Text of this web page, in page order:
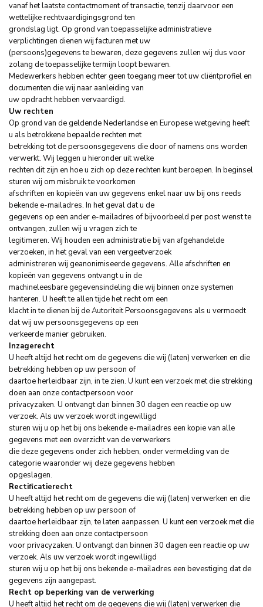
vanaf het laatste contactmoment of transactie, tenzij daarvoor een
wettelijke rechtvaardigingsgrond ten
grondslag ligt. Op grond van toepasselijke administratieve
verplichtingen dienen wij facturen met uw
(persoons)gegevens te bewaren, deze gegevens zullen wij dus voor
zolang de toepasselijke termijn loopt bewaren.
Medewerkers hebben echter geen toegang meer tot uw cliëntprofiel en
documenten die wij naar aanleiding van
uw opdracht hebben vervaardigd.
Uw rechten
Op grond van de geldende Nederlandse en Europese wetgeving heeft
u als betrokkene bepaalde rechten met
betrekking tot de persoonsgegevens die door of namens ons worden
verwerkt. Wij leggen u hieronder uit welke
rechten dit zijn en hoe u zich op deze rechten kunt beroepen. In beginsel
sturen wij om misbruik te voorkomen
afschriften en kopieën van uw gegevens enkel naar uw bij ons reeds
bekende e-mailadres. In het geval dat u de
gegevens op een ander e-mailadres of bijvoorbeeld per post wenst te
ontvangen, zullen wij u vragen zich te
legitimeren. Wij houden een administratie bij van afgehandelde
verzoeken, in het geval van een vergeetverzoek
administreren wij geanonimiseerde gegevens. Alle afschriften en
kopieën van gegevens ontvangt u in de
machineleesbare gegevensindeling die wij binnen onze systemen
hanteren. U heeft te allen tijde het recht om een
klacht in te dienen bij de Autoriteit Persoonsgegevens als u vermoedt
dat wij uw persoonsgegevens op een
verkeerde manier gebruiken.
Inzagerecht
U heeft altijd het recht om de gegevens die wij (laten) verwerken en die
betrekking hebben op uw persoon of
daartoe herleidbaar zijn, in te zien. U kunt een verzoek met die strekking
doen aan onze contactpersoon voor
privacyzaken. U ontvangt dan binnen 30 dagen een reactie op uw
verzoek. Als uw verzoek wordt ingewilligd
sturen wij u op het bij ons bekende e-mailadres een kopie van alle
gegevens met een overzicht van de verwerkers
die deze gegevens onder zich hebben, onder vermelding van de
categorie waaronder wij deze gegevens hebben
opgeslagen.
Rectificatierecht
U heeft altijd het recht om de gegevens die wij (laten) verwerken en die
betrekking hebben op uw persoon of
daartoe herleidbaar zijn, te laten aanpassen. U kunt een verzoek met die
strekking doen aan onze contactpersoon
voor privacyzaken. U ontvangt dan binnen 30 dagen een reactie op uw
verzoek. Als uw verzoek wordt ingewilligd
sturen wij u op het bij ons bekende e-mailadres een bevestiging dat de
gegevens zijn aangepast.
Recht op beperking van de verwerking
U heeft altijd het recht om de gegevens die wij (laten) verwerken die